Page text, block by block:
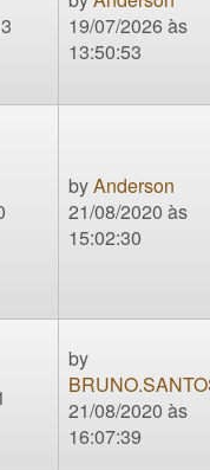
19/07/2026 às
13:50:53
byAnderson
21/08/2020 às
15:02:30
by
21/08/2020 às
16:07:39